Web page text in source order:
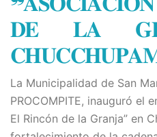
𝐃𝐄 𝐋𝐀
La Municipalidad de San
PROCOMPITE, inauguró el
El Rincón de la Granja” en